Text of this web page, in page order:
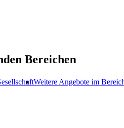
Bereichen
Weitere Angebote im